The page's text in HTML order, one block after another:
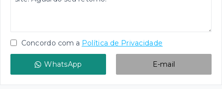
Concordo com a Política de Privacidade
WhatsApp E-mail